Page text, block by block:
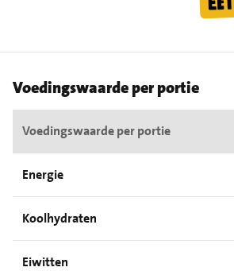
Voedingswaarde per portie
Voedingswaarde per portie
Energie
Koolhydraten
Eiwitten